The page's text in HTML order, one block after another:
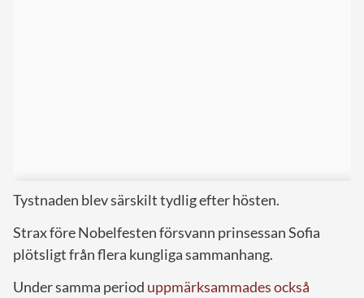
Tystnaden blev särskilt tydlig efter hösten.
Strax före Nobel­festen försvann prinsessan Sofia
plötsligt från flera kungliga sammanhang.
Under samma period uppmärksammades också